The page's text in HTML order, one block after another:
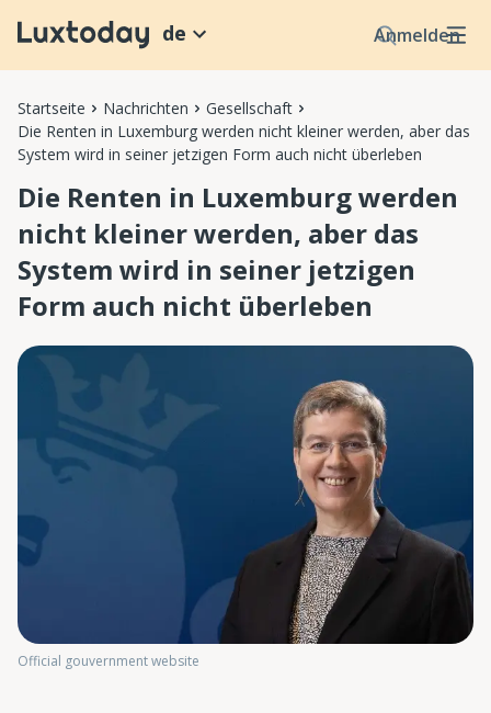
Anmelden
de
Startseite Nachrichten
Gesellschaft
Die Renten in Luxemburg werden nicht kleiner werden, aber das
System wird in seiner jetzigen Form auch nicht überleben
Die Renten in Luxemburg werden
nicht kleiner werden, aber das
System wird in seiner jetzigen
Form auch nicht überleben
Official gouvernment website